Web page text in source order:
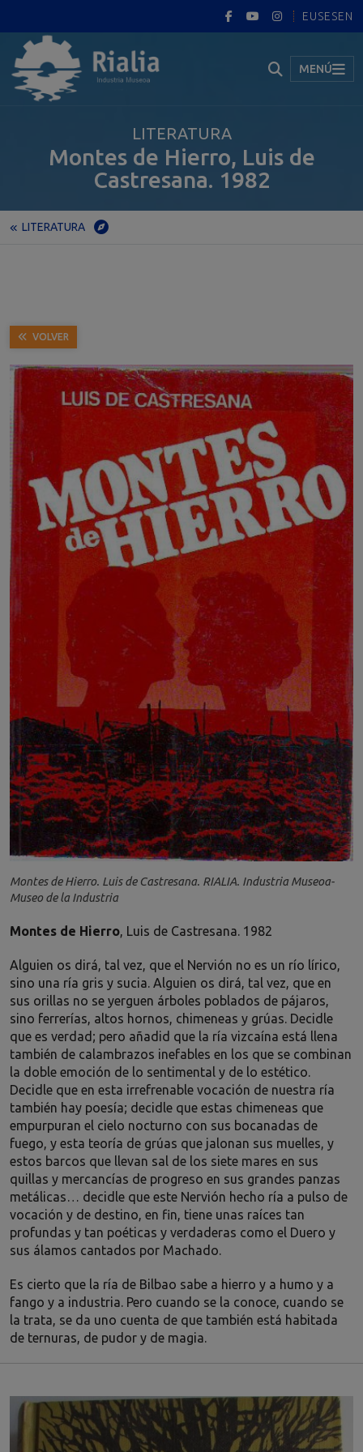
EUSESEN
MENÚ
LITERATURA
Montes de Hierro, Luis de
Castresana. 1982
Montes de Hierro, Luis de Castresana. 1982
LITERATURA
VOLVER
Montes de Hierro. Luis de Castresana. RIALIA. Industria Museoa-
Museo de la Industria
Montes de Hierro, Luis de Castresana. 1982
Alguien os dirá, tal vez, que el Nervión no es un río lírico,
sino una ría gris y sucia. Alguien os dirá, tal vez, que en
sus orillas no se yerguen árboles poblados de pájaros,
sino ferrerías, altos hornos, chimeneas y grúas. Decidle
que es verdad; pero añadid que la ría vizcaína está llena
también de calambrazos inefables en los que se combinan
la doble emoción de lo sentimental y de lo estético.
Decidle que en esta irrefrenable vocación de nuestra ría
también hay poesía; decidle que estas chimeneas que
empurpuran el cielo nocturno con sus bocanadas de
fuego, y esta teoría de grúas que jalonan sus muelles, y
estos barcos que llevan sal de los siete mares en sus
quillas y mercancías de progreso en sus grandes panzas
metálicas… decidle que este Nervión hecho ría a pulso de
vocación y de destino, en fin, tiene unas raíces tan
profundas y tan poéticas y verdaderas como el Duero y
sus álamos cantados por Machado.
Es cierto que la ría de Bilbao sabe a hierro y a humo y a
fango y a industria. Pero cuando se la conoce, cuando se
la trata, se da uno cuenta de que también está habitada
de ternuras, de pudor y de magia.